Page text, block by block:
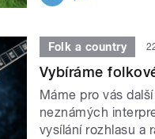
Folk a country
Vybíráme
Máme pro vás
neznámých
vysílání rozhlasu a